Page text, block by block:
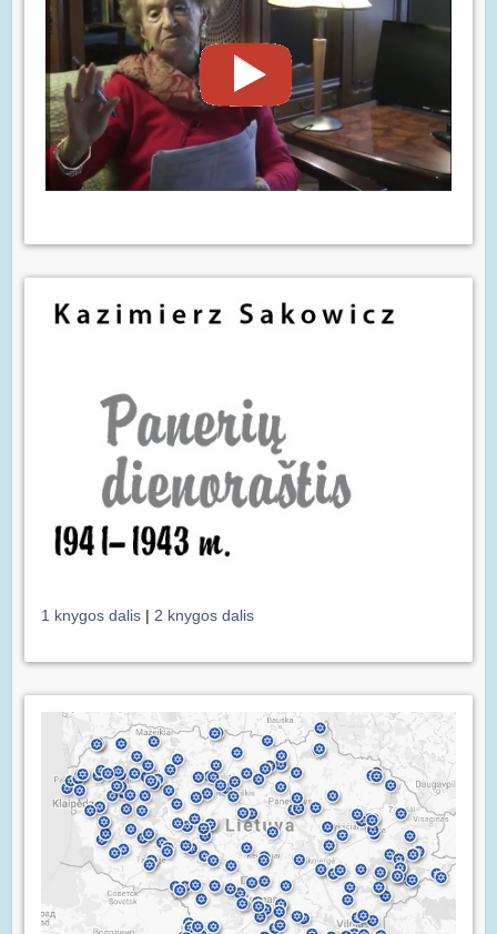
1 knygos dalis | 2 knygos dalis